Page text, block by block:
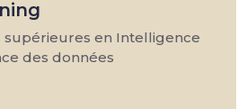
en Intelligence
des données